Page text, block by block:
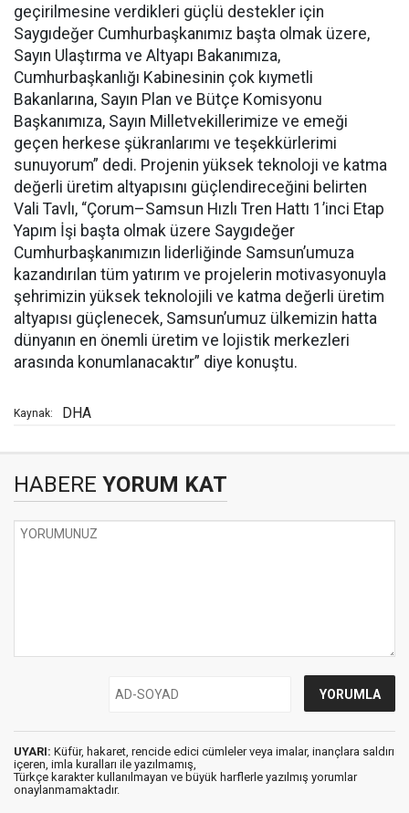
geçirilmesine verdikleri güçlü destekler için
Saygıdeğer Cumhurbaşkanımız başta olmak üzere,
Sayın Ulaştırma ve Altyapı Bakanımıza,
Cumhurbaşkanlığı Kabinesinin çok kıymetli
Bakanlarına, Sayın Plan ve Bütçe Komisyonu
Başkanımıza, Sayın Milletvekillerimize ve emeği
geçen herkese şükranlarımı ve teşekkürlerimi
sunuyorum” dedi. Projenin yüksek teknoloji ve katma
değerli üretim altyapısını güçlendireceğini belirten
Vali Tavlı, “Çorum–Samsun Hızlı Tren Hattı 1’inci Etap
Yapım İşi başta olmak üzere Saygıdeğer
Cumhurbaşkanımızın liderliğinde Samsun’umuza
kazandırılan tüm yatırım ve projelerin motivasyonuyla
şehrimizin yüksek teknolojili ve katma değerli üretim
altyapısı güçlenecek, Samsun’umuz ülkemizin hatta
dünyanın en önemli üretim ve lojistik merkezleri
arasında konumlanacaktır” diye konuştu.
Kaynak: DHA
HABERE YORUM KAT
UYARI: Küfür, hakaret, rencide edici cümleler veya imalar, inançlara saldırı
içeren, imla kuralları ile yazılmamış,
Türkçe karakter kullanılmayan ve büyük harflerle yazılmış yorumlar
onaylanmamaktadır.